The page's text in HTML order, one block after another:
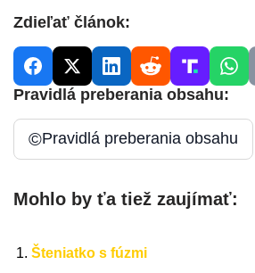
Zdieľať článok:
Pravidlá preberania obsahu:
©Pravidlá preberania obsahu
Mohlo by ťa tiež zaujímať:
Šteniatko s fúzmi